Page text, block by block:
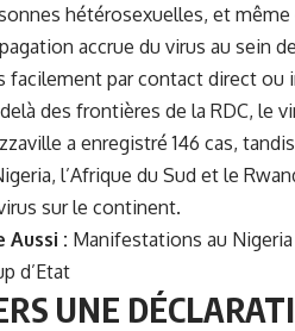
hétérosexuelles, et
accrue du virus au sein
facilement par contact direct ou
des frontières de la RDC, le
a enregistré 146 cas,
l’Afrique du Sud et le
sur le continent.
Aussi : Manifestations au
d’Etat
UNE